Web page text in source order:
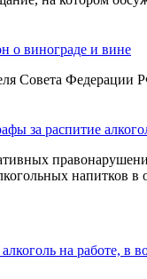
о винограде и вине
Совета
за распитие
напитков
на работе, в